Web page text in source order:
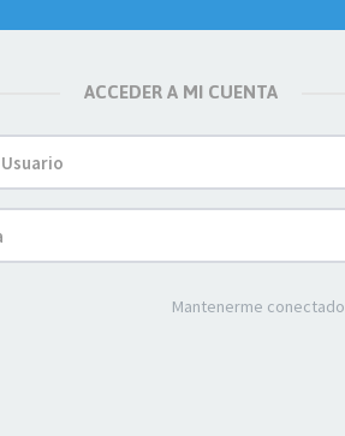
ACCEDER A MI CUENTA
Mantenerme conectado